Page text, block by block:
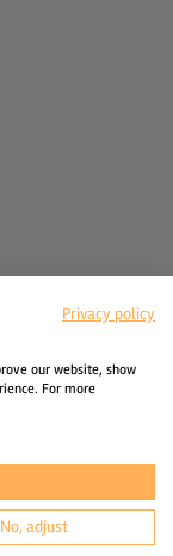
Privacy policy
our website, show
For more
No, adjust